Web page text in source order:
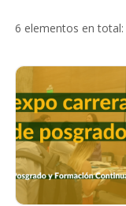
6 elementos en total: